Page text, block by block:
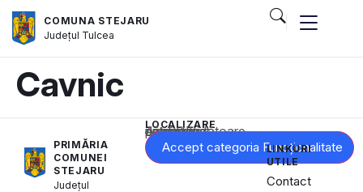
COMUNA STEJARU
Județul Tulcea
Cavnic
PRIMĂRIA
COMUNEI
STEJARU
Județul
LOCALIZARE
Acest conținut este blocat până când acceptați categoria corespunzătoare de cookie-uri.
Accept categoria Funcționalitate
LINKURI
UTILE
Contact